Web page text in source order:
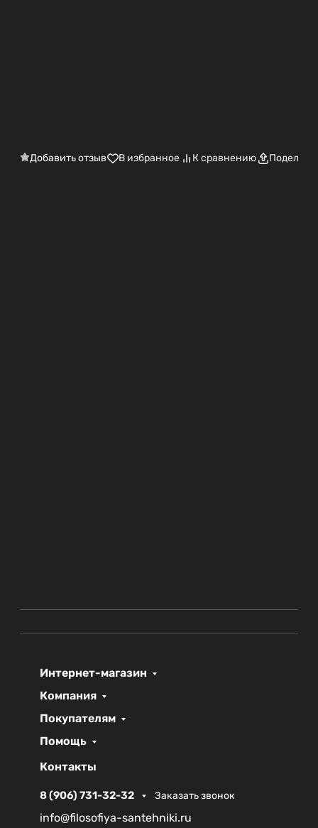
Добавить отзыв В избранное К сравнению
Интернет-магазин
Компания
Покупателям
Помощь
Контакты
8 (906) 731-32-32 Заказать звонок
info@filosofiya-santehniki.ru